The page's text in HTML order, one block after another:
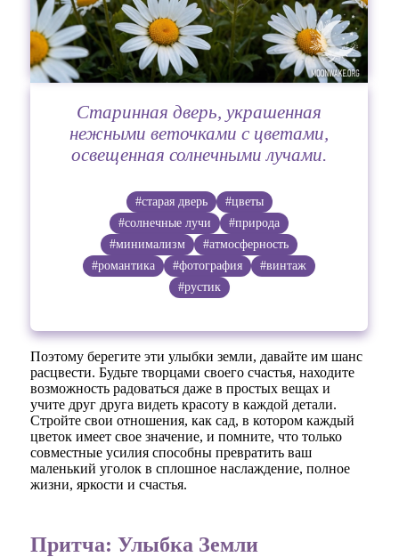
Старинная дверь, украшенная
нежными веточками с цветами,
освещенная солнечными лучами.
#старая дверь
#цветы
#солнечные лучи
#природа
#минимализм
#атмосферность
#романтика
#фотография
#винтаж
#рустик
Поэтому берегите эти улыбки земли, давайте им шанс
расцвести. Будьте творцами своего счастья, находите
возможность радоваться даже в простых вещах и
учите друг друга видеть красоту в каждой детали.
Стройте свои отношения, как сад, в котором каждый
цветок имеет свое значение, и помните, что только
совместные усилия способны превратить ваш
маленький уголок в сплошное наслаждение, полное
жизни, яркости и счастья.
Притча: Улыбка Земли